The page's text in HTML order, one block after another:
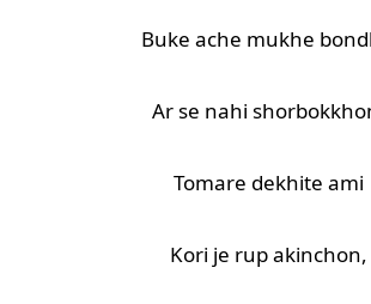
Buke ache mukhe
Ar se nahi
Tomare dekhite ami
Kori je rup akinchon,